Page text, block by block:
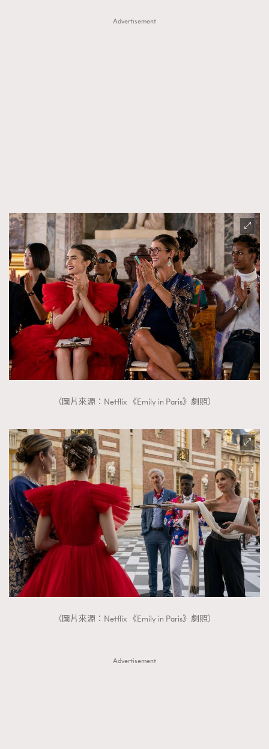
Advertisement
（圖片來源：Netflix 《Emily in Paris》劇照）
（圖片來源：Netflix 《Emily in Paris》劇照）
Advertisement